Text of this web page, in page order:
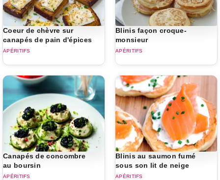
Coeur de chèvre sur
canapés de pain d'épices
APÉRITIFS
Blinis façon croque-
monsieur
APÉRITIFS
Canapés de concombre
au boursin
APÉRITIFS
Blinis au saumon fumé
sous son lit de neige
APÉRITIFS